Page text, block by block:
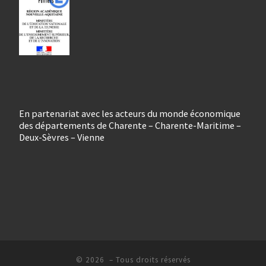
En partenariat avec les acteurs du monde économique
des départements de Charente – Charente-Maritime –
Deux-Sèvres – Vienne
© 2026 – Tous droits réservés